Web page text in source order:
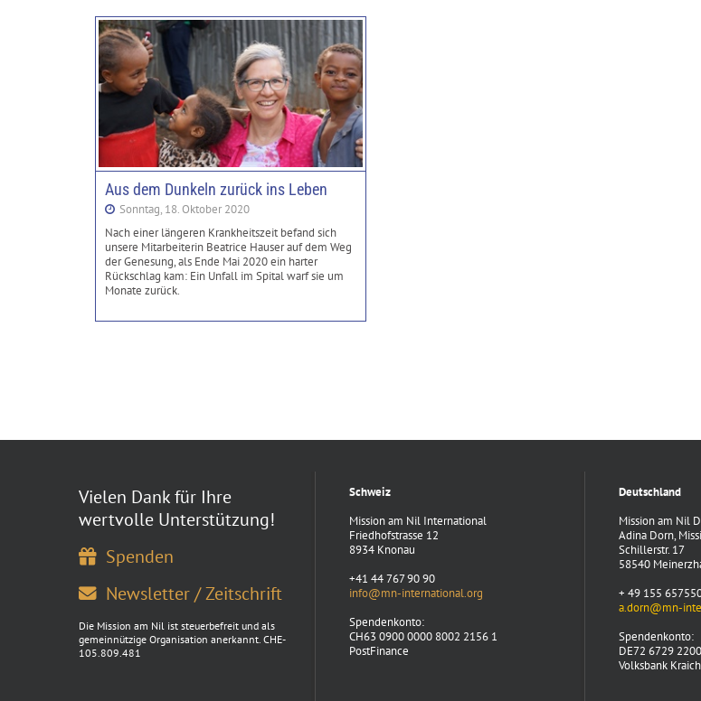
Aus dem Dunkeln zurück ins Leben
Sonntag, 18. Oktober 2020
Nach einer längeren Krankheitszeit befand sich
unsere Mitarbeiterin Beatrice Hauser auf dem Weg
der Genesung, als Ende Mai 2020 ein harter
Rückschlag kam: Ein Unfall im Spital warf sie um
Monate zurück.
Vielen Dank für Ihre
wertvolle Unterstützung!
Spenden
Newsletter / Zeitschrift
Die Mission am Nil ist steuerbefreit und als
gemeinnützige Organisation anerkannt. CHE-
105.809.481
Schweiz
Mission am Nil International
Friedhofstrasse 12
8934 Knonau
+41 44 767 90 90
info@mn-international.org
Spendenkonto:
CH63 0900 0000 8002 2156 1
PostFinance
Deutschland
Mission am Nil
Adina Dorn,
Schillerstr. 17
58540
+ 49 155
a.dorn@mn-
Spendenkonto:
DE72 6729
Volksbank